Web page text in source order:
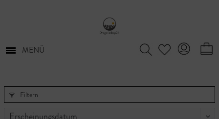
MENÜ
Filtern